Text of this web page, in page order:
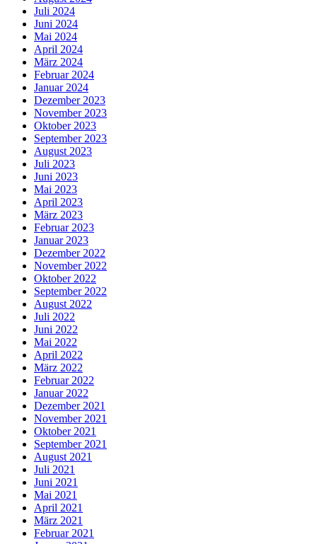
Juli 2024
Juni 2024
Mai 2024
April 2024
März 2024
Februar 2024
Januar 2024
Dezember 2023
November 2023
Oktober 2023
September 2023
August 2023
Juli 2023
Juni 2023
Mai 2023
April 2023
März 2023
Februar 2023
Januar 2023
Dezember 2022
November 2022
Oktober 2022
September 2022
August 2022
Juli 2022
Juni 2022
Mai 2022
April 2022
März 2022
Februar 2022
Januar 2022
Dezember 2021
November 2021
Oktober 2021
September 2021
August 2021
Juli 2021
Juni 2021
Mai 2021
April 2021
März 2021
Februar 2021